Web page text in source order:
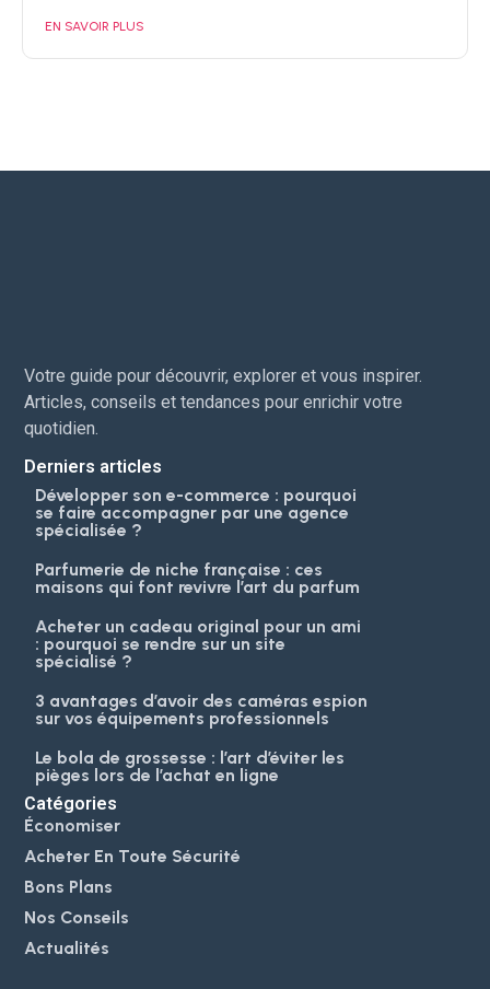
EN SAVOIR PLUS
Votre guide pour découvrir, explorer et vous inspirer.
Articles, conseils et tendances pour enrichir votre
quotidien.
Derniers articles
Développer son e-commerce : pourquoi
se faire accompagner par une agence
spécialisée ?
Parfumerie de niche française : ces
maisons qui font revivre l’art du parfum
Acheter un cadeau original pour un ami
: pourquoi se rendre sur un site
spécialisé ?
3 avantages d’avoir des caméras espion
sur vos équipements professionnels
Le bola de grossesse : l’art d’éviter les
pièges lors de l’achat en ligne
Catégories
Économiser
Acheter En Toute Sécurité
Bons Plans
Nos Conseils
Actualités